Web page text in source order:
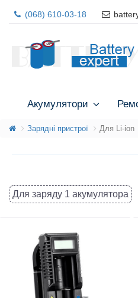
(068) 610-03-18
Акумулятори
Зарядні пристрої Для Li-ion
Для заряду 1 акумулятора